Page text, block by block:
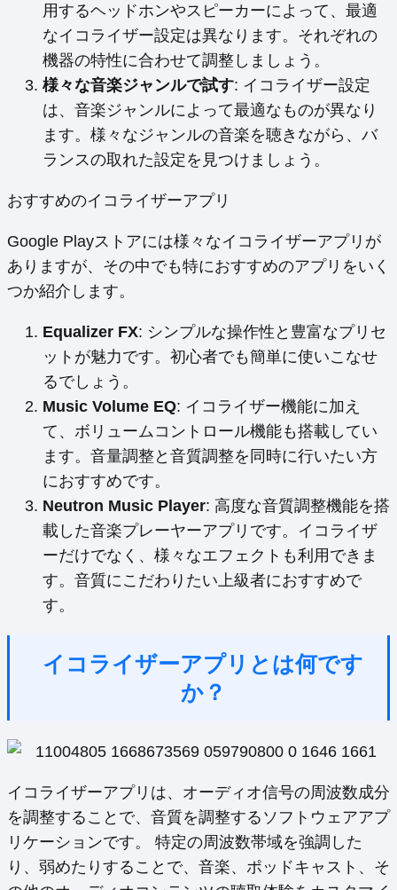
用するヘッドホンやスピーカーによって、最適
なイコライザー設定は異なります。それぞれの
機器の特性に合わせて調整しましょう。
様々な音楽ジャンルで試す: イコライザー設定
は、音楽ジャンルによって最適なものが異なり
ます。様々なジャンルの音楽を聴きながら、バ
ランスの取れた設定を見つけましょう。
おすすめのイコライザーアプリ
Google Playストアには様々なイコライザーアプリが
ありますが、その中でも特におすすめのアプリをいく
つか紹介します。
Equalizer FX: シンプルな操作性と豊富なプリセ
ットが魅力です。初心者でも簡単に使いこなせ
るでしょう。
Music Volume EQ: イコライザー機能に加え
て、ボリュームコントロール機能も搭載してい
ます。音量調整と音質調整を同時に行いたい方
におすすめです。
Neutron Music Player: 高度な音質調整機能を搭
載した音楽プレーヤーアプリです。イコライザ
ーだけでなく、様々なエフェクトも利用できま
す。音質にこだわりたい上級者におすすめで
す。
イコライザーアプリとは何です
か？
イコライザーアプリは、オーディオ信号の周波数成分
を調整することで、音質を調整するソフトウェアアプ
リケーションです。 特定の周波数帯域を強調した
り、弱めたりすることで、音楽、ポッドキャスト、そ